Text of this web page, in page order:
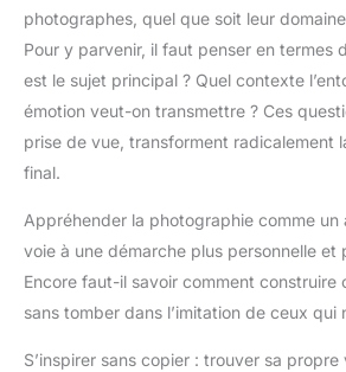
photographes, quel que soit leur
Pour y parvenir, il faut penser en termes
est le sujet principal ? Quel contexte
émotion veut-on transmettre ? Ces
prise de vue, transforment radicalement
final.
Appréhender la photographie comme un
voie à une démarche plus personnelle et
Encore faut-il savoir comment construire
sans tomber dans l’imitation de ceux qui
S’inspirer sans copier : trouver sa propre